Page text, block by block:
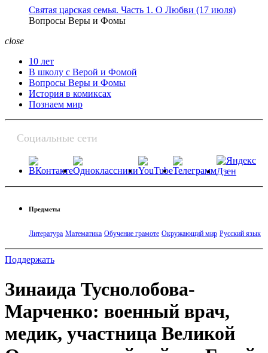
Святая царская семья. Часть 1. О Любви (17 июля)
Вопросы Веры и Фомы
close
10 лет
В школу с Верой и Фомой
Вопросы Веры и Фомы
История в комиксах
Познаем мир
Социальные сети
Предметы
Литература Математика Обучение грамоте Окружающий мир Русский язык
Поддержать
Зинаида Туснолобова-
Марченко: военный врач,
медик, участница Великой